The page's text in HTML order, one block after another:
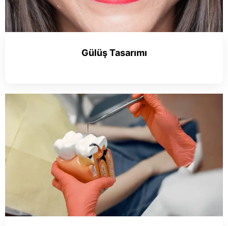
Gülüş Tasarımı